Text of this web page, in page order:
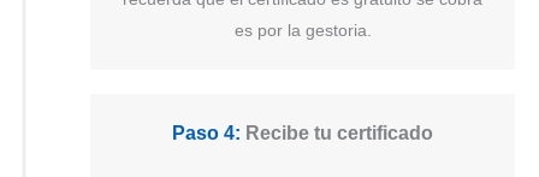
es por la gestoria.
Paso 4: Recibe tu certificado